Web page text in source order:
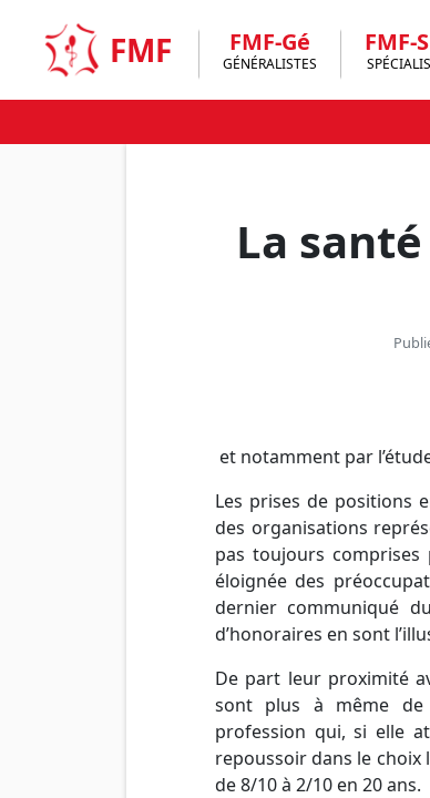
content
FMF FMF-Gé
GÉNÉRALISTES
FMF-
La
et notamment par
Les prises de positions
des organisations
pas toujours
éloignée des
dernier communiqué
d’honoraires en sont
De part leur proximité
sont plus à même de
profession qui, si elle
repoussoir dans le choix
de 8/10 à 2/10 en 20 ans.